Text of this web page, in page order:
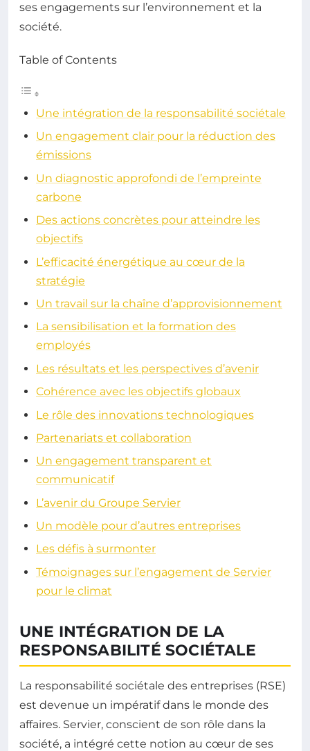
ses engagements sur l’environnement et la
société.
Table of Contents
Une intégration de la responsabilité sociétale
Un engagement clair pour la réduction des
émissions
Un diagnostic approfondi de l’empreinte
carbone
Des actions concrètes pour atteindre les
objectifs
L’efficacité énergétique au cœur de la
stratégie
Un travail sur la chaîne d’approvisionnement
La sensibilisation et la formation des
employés
Les résultats et les perspectives d’avenir
Cohérence avec les objectifs globaux
Le rôle des innovations technologiques
Partenariats et collaboration
Un engagement transparent et
communicatif
L’avenir du Groupe Servier
Un modèle pour d’autres entreprises
Les défis à surmonter
Témoignages sur l’engagement de Servier
pour le climat
UNE INTÉGRATION DE LA
RESPONSABILITÉ SOCIÉTALE
La responsabilité sociétale des entreprises (RSE)
est devenue un impératif dans le monde des
affaires. Servier, conscient de son rôle dans la
société, a intégré cette notion au cœur de ses